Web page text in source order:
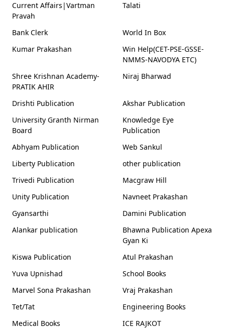
Current Affairs|Vartman
Pravah
Talati
Bank Clerk
World In Box
Kumar Prakashan
Win Help(CET-PSE-GSSE-
NMMS-NAVODYA ETC)
Shree Krishnan Academy-
PRATIK AHIR
Niraj Bharwad
Drishti Publication
Akshar Publication
University Granth Nirman
Board
Knowledge Eye
Publication
Abhyam Publication
Web Sankul
Liberty Publication
other publication
Trivedi Publication
Macgraw Hill
Unity Publication
Navneet Prakashan
Gyansarthi
Damini Publication
Alankar publication
Bhawna Publication Apexa
Gyan Ki
Kiswa Publication
Atul Prakashan
Yuva Upnishad
School Books
Marvel Sona Prakashan
Vraj Prakashan
Tet/Tat
Engineering Books
Medical Books
ICE RAJKOT